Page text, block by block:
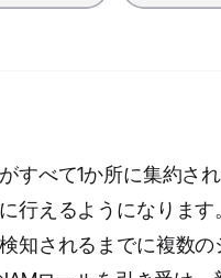
べて1か所に集約され
行えるようになります
知されるまでに複数の